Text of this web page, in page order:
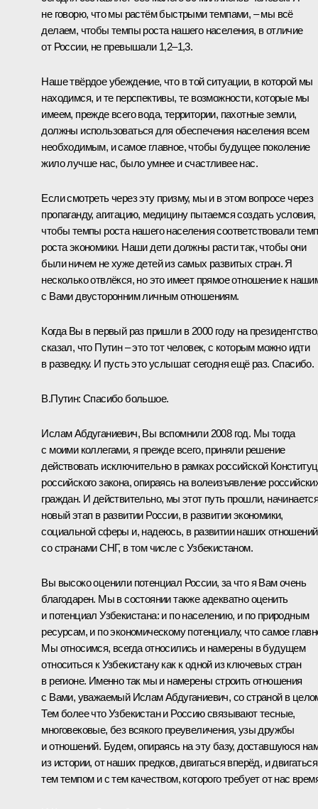
не говорю, что мы растём быстрыми темпами, – мы всё
делаем, чтобы темпы роста нашего населения, в отличие
от России, не превышали 1,2–1,3.
Наше твёрдое убеждение, что в той ситуации, в которой мы
находимся, и те перспективы, те возможности, которые мы
имеем, прежде всего вода, территории, пахотные земли,
должны использоваться для обеспечения населения всем
необходимым, и самое главное, чтобы будущее поколение
жило лучше нас, было умнее и счастливее нас.
Если смотреть через эту призму, мы и в этом вопросе через
пропаганду, агитацию, медицину пытаемся создать условия,
чтобы темпы роста нашего населения соответствовали
роста экономики. Наши дети должны расти так, чтобы они
были ничем не хуже детей из самых развитых стран. Я
несколько отвлёкся, но это имеет прямое отношение к
с Вами двусторонним личным отношениям.
Когда Вы в первый раз пришли в 2000 году на
сказал, что Путин – это тот человек, с которым можно идти
в разведку. И пусть это услышат сегодня ещё раз. Спасибо.
В.Путин: Спасибо большое.
Ислам Абдуганиевич, Вы вспомнили 2008 год. Мы тогда
с моими коллегами, я прежде всего, приняли решение
действовать исключительно в рамках российской
российского закона, опираясь на волеизъявление
граждан. И действительно, мы этот путь прошли,
новый этап в развитии России, в развитии экономики,
социальной сферы и, надеюсь, в развитии наших отношений
со странамиСНГ, в том числе с Узбекистаном.
Вы высоко оценили потенциал России, за что я Вам очень
благодарен. Мы в состоянии также адекватно оценить
и потенциал Узбекистана: и по населению, и по природным
ресурсам, и по экономическому потенциалу, что самое
Мы относимся, всегда относились и намерены в будущем
относиться к Узбекистану как к одной из ключевых стран
в регионе. Именно так мы и намерены строить отношения
с Вами, уважаемый Ислам Абдуганиевич, со страной в
Тем более что Узбекистан и Россию связывают тесные,
многовековые, без всякого преувеличения, узы дружбы
и отношений. Будем, опираясь на эту базу, доставшуюся
из истории, от наших предков, двигаться вперёд, и двигаться
тем темпом и с тем качеством, которого требует от нас